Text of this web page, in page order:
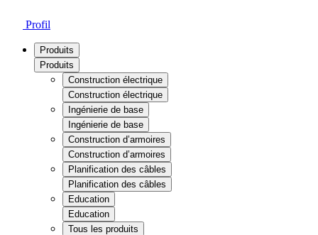
Profil
Produits
Produits
Construction électrique
Construction électrique
Ingénierie de base
Ingénierie de base
Construction d’armoires
Construction d’armoires
Planification des câbles
Planification des câbles
Education
Education
Tous les produits